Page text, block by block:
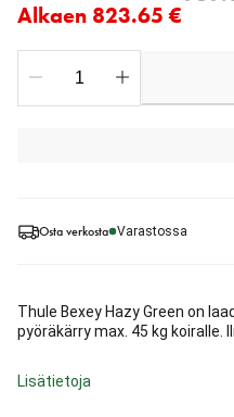
Osta verkosta Varastossa
Thule Bexey Hazy Green on
pyöräkärry max. 45 kg koiralle.
Lisätietoja
Alkaen 823.65 €